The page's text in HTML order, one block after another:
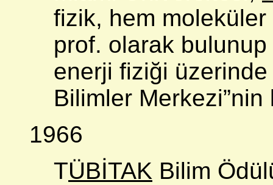
fizik, hem
prof. olarak
enerji fiziği üzerinde
Bilimler
1966
TÜBİTAK Bilim